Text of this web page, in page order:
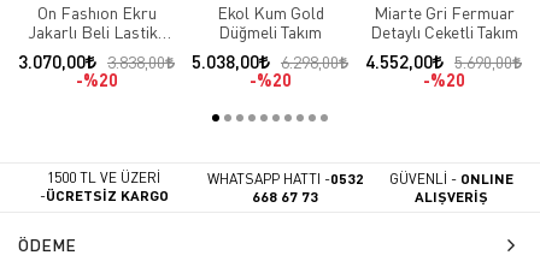
On Fashıon Ekru
Jakarlı Beli Lastikli
Takım
3.070,00
3.838,00
%20
Ekol Kum Gold
Düğmeli Takım
5.038,00
6.298,00
%20
Miarte Gri Fermuar
Detaylı Ceketli Takım
4.552,00
5.690,00
%20
1500 TL VE ÜZERİ
-ÜCRETSİZ KARGO
WHATSAPP HATTI -0532
668 67 73
GÜVENLİ - ONLINE
ALIŞVERİŞ
ÖDEME